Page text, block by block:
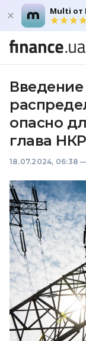
Multi от
опасно
глава
18.07.2024, 06:38